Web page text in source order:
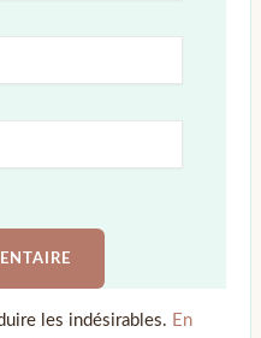
les indésirables. En